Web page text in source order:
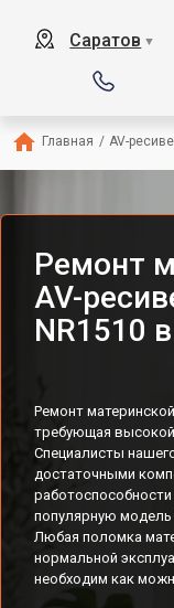
Саратов ▼
Главная / AV-
Ремонт
AV-
NR1510
Ремонт
требующая
Специалисты
достаточными
популярную модель
Любая поломка
нормальной
необходим как